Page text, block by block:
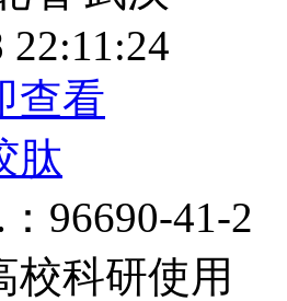
22:11:24
查看
肽
96690-41-2
校科研使用